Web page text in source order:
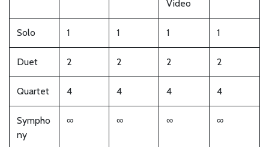
Video
Solo 1 1 1 1
Duet 2 2 2 2
Quartet 4 4 4 4
Sympho
ny
∞ ∞ ∞ ∞